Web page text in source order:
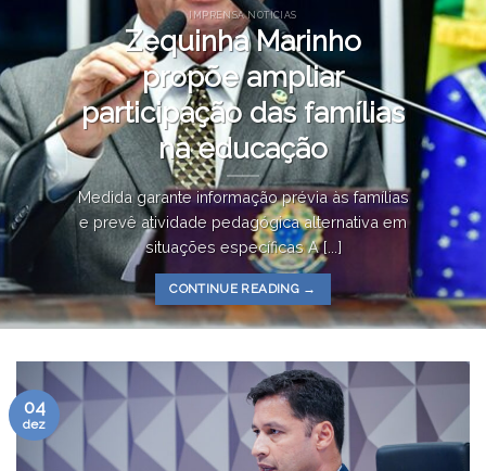
IMPRENSA NOTÍCIAS
Zequinha Marinho
propõe ampliar
participação das famílias
na educação
Medida garante informação prévia às famílias
e prevê atividade pedagógica alternativa em
situações específicas A [...]
CONTINUE READING →
04
dez